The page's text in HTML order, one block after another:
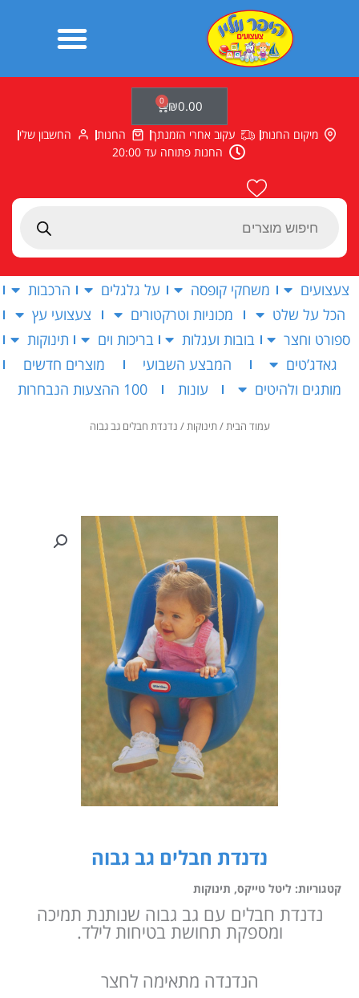
Products
₪0.00
0
עגלת
קניות
מיקום החנות עקוב אחרי הזמנתך החנות
החשבון שלי
החנות פתוחה עד 20:00
צעצועים משחקי קופסה על גלגלים
הרכבות
הכל על שלט
מכוניות וטרקטורים
צעצועי עץ
ספורט וחצר
בובות ועגלות בריכות וים
תינוקות
גאדג’טים
המבצע השבועי
מוצרים חדשים
מותגים ולהיטים
עונות 100 ההצעות הנבחרות
עמוד הבית/תינוקות/ נדנדת חבלים גב גבוה
נדנדת חבלים גב גבוה
קטגוריות: ליטל טייקס, תינוקות
נדנדת חבלים עם גב גבוה שנותנת תמיכה
ומספקת תחושת בטיחות לילד.
הנדנדה מתאימה לחצר